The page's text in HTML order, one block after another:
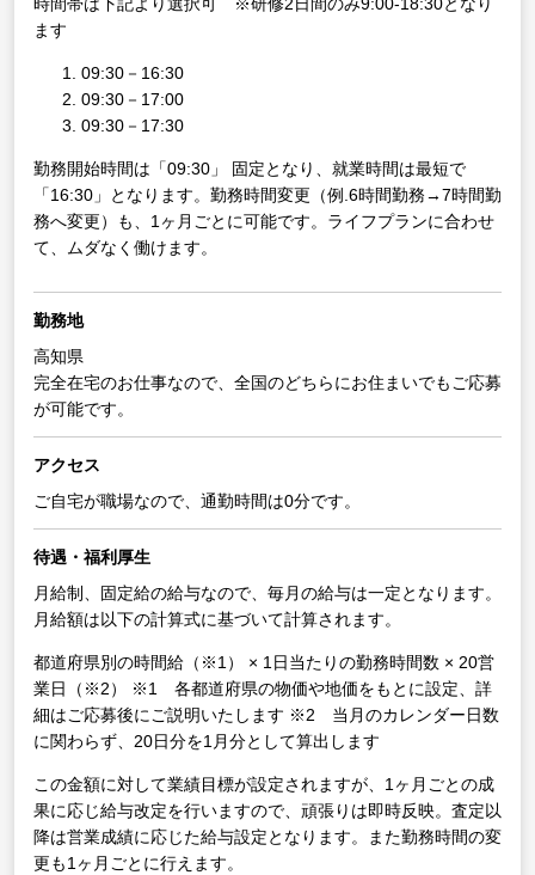
時間帯は下記より選択可 ※研修2日間のみ9:00-18:30となり
ます
09:30－16:30
09:30－17:00
09:30－17:30
勤務開始時間は「09:30」 固定となり、就業時間は最短で
「16:30」となります。勤務時間変更（例.6時間勤務→7時間勤
務へ変更）も、1ヶ月ごとに可能です。ライフプランに合わせ
て、ムダなく働けます。
勤務地
高知県
完全在宅のお仕事なので、全国のどちらにお住まいでもご応募
が可能です。
アクセス
ご自宅が職場なので、通勤時間は0分です。
待遇・福利厚生
月給制、固定給の給与なので、毎月の給与は一定となります。
月給額は以下の計算式に基づいて計算されます。
都道府県別の時間給（※1） × 1日当たりの勤務時間数 × 20営
業日（※2）
※1 各都道府県の物価や地価をもとに設定、詳
細はご応募後にご説明いたします ※2 当月のカレンダー日数
に関わらず、20日分を1月分として算出します
この金額に対して業績目標が設定されますが、1ヶ月ごとの成
果に応じ給与改定を行いますので、頑張りは即時反映。査定以
降は営業成績に応じた給与設定となります。また勤務時間の変
更も1ヶ月ごとに行えます。